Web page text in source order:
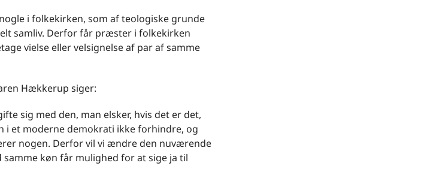
i folkekirken, som af teologiske grunde
samliv. Derfor får præster i folkekirken
vielse eller velsignelse af par af samme
Hækkerup siger:
sig med den, man elsker, hvis det er det,
i et moderne demokrati ikke forhindre, og
nogen. Derfor vil vi ændre den nuværende
køn får mulighed for at sige ja til